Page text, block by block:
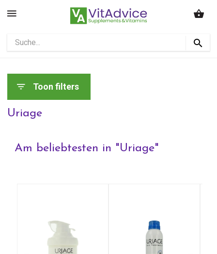
Toon filters
Uriage
Am beliebtesten in "Uriage"